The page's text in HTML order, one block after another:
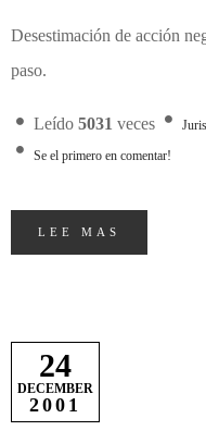
Desestimación de acción
paso.
Leído 5031 veces
Se el primero en comentar!
LEE MAS
24
DECEMBER
2001